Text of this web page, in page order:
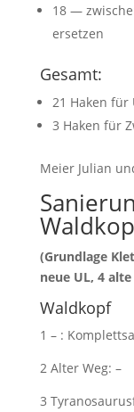
18 —
ersetzen
Gesamt:
21 Haken für
3 Haken für
Meier Julian
(Grundlage
neue UL, 4
Waldkopf
1 – :
2 Alter Weg: –
3